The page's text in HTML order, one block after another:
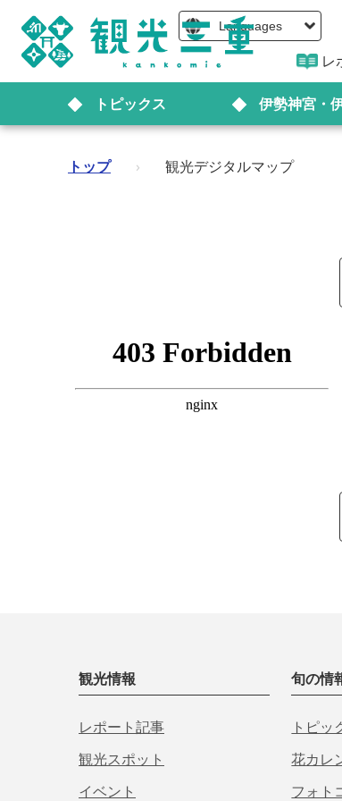
Languages
レ
トピックス 伊勢神宮・
トップ › 観光デジタルマップ
観光情報
レポート記事
観光スポット
イベント
旬の情
トピッ
花カレ
フォト